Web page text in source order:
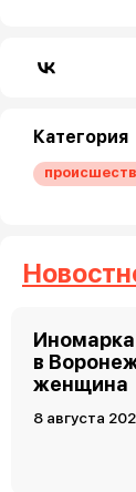
Категория
в
женщина
8 августа